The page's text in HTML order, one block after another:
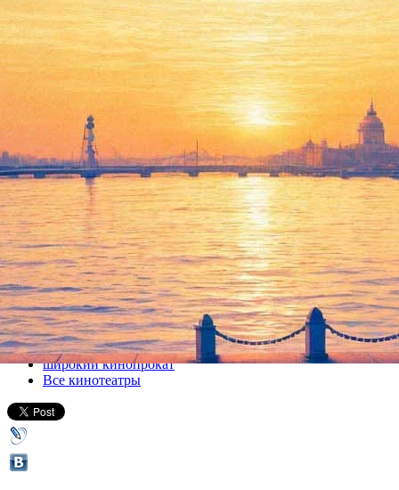
Игры киллеров
19 января 2012, четверг-08 февраля 2012, среда
Версия для печати
Все кино
широкий кинопрокат
Все кинотеатры